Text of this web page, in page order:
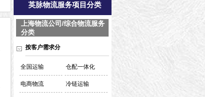
英脉物流服务项目分类
上海物流公司/综合物流服务
分类
按客户需求分
全国运输 仓配一体化
电商物流 冷链运输